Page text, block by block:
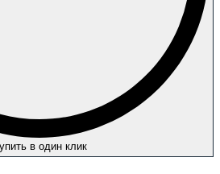
в один клик